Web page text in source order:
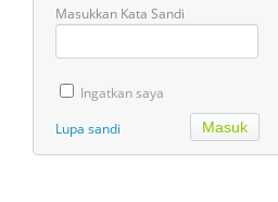
Masukkan Kata Sandi
Ingatkan saya
Lupa sandi